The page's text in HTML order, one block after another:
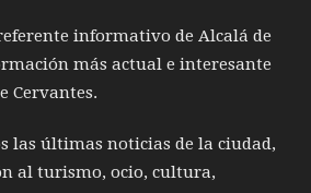
informativo de Alcalá de
más actual e interesante
Cervantes.
las últimas noticias de la ciudad,
al turismo, ocio, cultura,